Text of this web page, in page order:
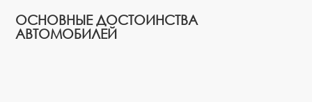
ОСНОВНЫЕ ДОСТОИНСТВА
АВТОМОБИЛЕЙ